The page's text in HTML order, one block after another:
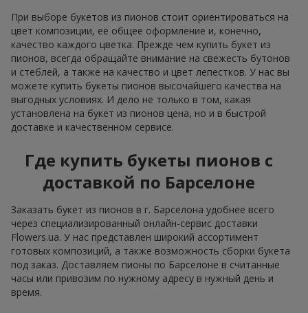
При выборе букетов из пионов стоит ориентироваться на
цвет композиции, её общее оформление и, конечно,
качество каждого цветка. Прежде чем купить букет из
пионов, всегда обращайте внимание на свежесть бутонов
и стеблей, а также на качество и цвет лепестков. У нас вы
можете купить букеты пионов высочайшего качества на
выгодных условиях. И дело не только в том, какая
установлена на букет из пионов цена, но и в быстрой
доставке и качественном сервисе.
Где купить букеты пионов с
доставкой по Барселоне
Заказать букет из пионов в г. Барселона удобнее всего
через специализированный онлайн-сервис доставки
Flowers.ua. У нас представлен широкий ассортимент
готовых композиций, а также возможность сборки букета
под заказ. Доставляем пионы по Барселоне в считанные
часы или привозим по нужному адресу в нужный день и
время.